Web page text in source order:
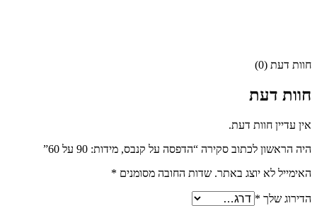
חוות דעת (0)
חוות דעת
אין עדיין חוות דעת.
היה הראשון לכתוב סקירה “הדפסה על קנבס, מידות: 90 על 60”
האימייל לא יוצג באתר. שדות החובה מסומנים *
הדירוג שלך *